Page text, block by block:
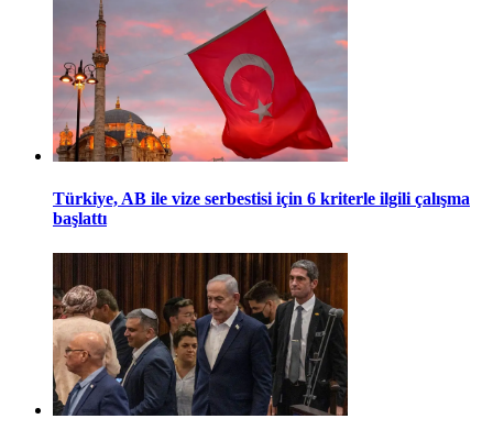
Türkiye, AB ile vize serbestisi için 6 kriterle ilgili çalışma
başlattı